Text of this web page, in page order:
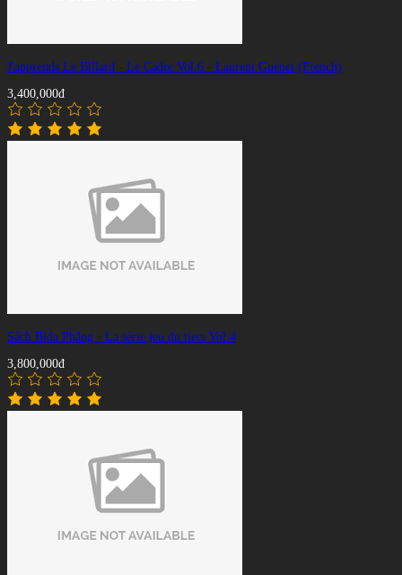
J'apprends Le Billard - Le Cadre Vol.6 - Laurent Guénet (French)
3,400,000đ
Sách Bida Phăng - La série jeu du tiers Vol.4
3,800,000đ